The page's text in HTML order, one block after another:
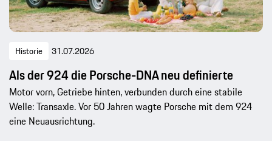
Historie 31.07.2026
Als der 924 die Porsche-DNA neu definierte
Motor vorn, Getriebe hinten, verbunden durch eine stabile
Welle: Transaxle. Vor 50 Jahren wagte Porsche mit dem 924
eine Neuausrichtung.